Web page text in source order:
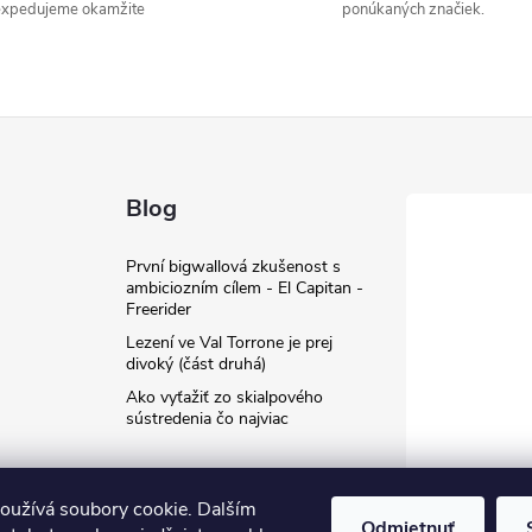
soubory cookie. Dalším
okamžite ponúkaných značiek.
Blog
První bigwallová zkušenost s
ambiciozním cílem - El Capitan -
Freerider
Lezení ve Val Torrone je prej
divoký (část druhá)
Ako vyťažiť zo skialpového
sústredenia čo najviac